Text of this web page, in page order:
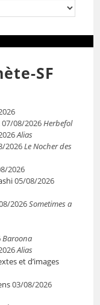
SF
07/08/2026Herbefol
Alias
2026Le Nocher des
2026
05/08/2026
2026Sometimes a
Baroona
Alias
et d’images
03/08/2026